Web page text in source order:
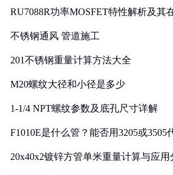
RU7088R功率MOSFET特性解析及其
不锈钢通风 管道施工
201不锈钢重量计算方法大全
M20螺纹大径和小径是多少
1-1/4 NPT螺纹参数及底孔尺寸详解
F1010E是什么管？能否用3205或3505
20x40x2镀锌方管单米重量计算与应用